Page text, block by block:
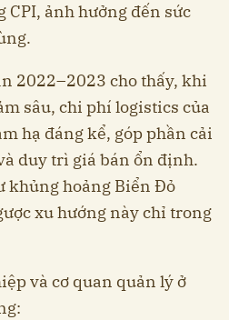
CPI, ảnh hưởng đến sức
2022–2023 cho thấy, khi
sâu, chi phí logistics của
hạ đáng kể, góp phần cải
duy trì giá bán ổn định.
khủng hoảng Biển Đỏ
xu hướng này chỉ trong
và cơ quan quản lý ở